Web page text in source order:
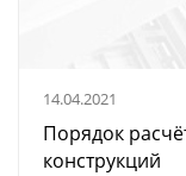
14.04.2021
Порядок
конструкций